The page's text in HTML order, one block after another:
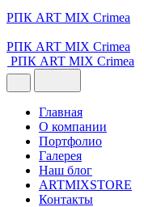
РПК ART MIX Crimea
РПК ART MIX Crimea
РПК ART MIX Crimea
Главная
О компании
Портфолио
Галерея
Наш блог
ARTMIXSTORE
Контакты